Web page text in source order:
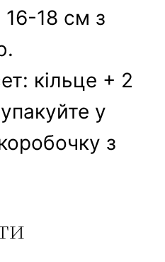
18 см з
кільце + 2
у
з